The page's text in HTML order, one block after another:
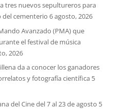
tres nuevos sepultureros para
del cementerio 6 agosto, 2026
Avanzado (PMA) que
el festival de música
2026
da a conocer los ganadores
y fotografía científica 5
del Cine del 7 al 23 de agosto 5